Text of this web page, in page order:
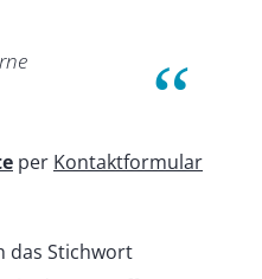
per Kontaktformular
das Stichwort